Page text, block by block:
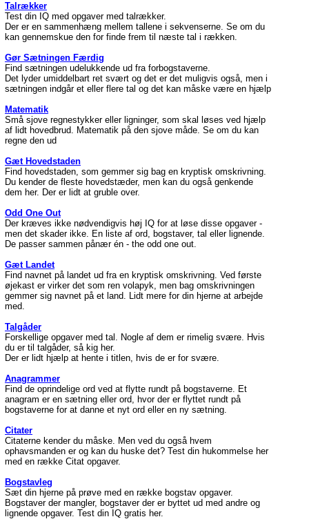
Talrækker
Test din IQ med opgaver med talrækker.
Der er en sammenhæng mellem tallene i sekvenserne. Se om du
kan gennemskue den for finde frem til næste tal i rækken.
Gør Sætningen Færdig
Find sætningen udelukkende ud fra forbogstaverne.
Det lyder umiddelbart ret svært og det er det muligvis også, men i
sætningen indgår et eller flere tal og det kan måske være en hjælp
Matematik
Små sjove regnestykker eller ligninger, som skal løses ved hjælp
af lidt hovedbrud. Matematik på den sjove måde. Se om du kan
regne den ud
Gæt Hovedstaden
Find hovedstaden, som gemmer sig bag en kryptisk omskrivning.
Du kender de fleste hovedstæder, men kan du også genkende
dem her. Der er lidt at gruble over.
Odd One Out
Der kræves ikke nødvendigvis høj IQ for at løse disse opgaver -
men det skader ikke. En liste af ord, bogstaver, tal eller lignende.
De passer sammen pånær én - the odd one out.
Gæt Landet
Find navnet på landet ud fra en kryptisk omskrivning. Ved første
øjekast er virker det som ren volapyk, men bag omskrivningen
gemmer sig navnet på et land. Lidt mere for din hjerne at arbejde
med.
Talgåder
Forskellige opgaver med tal. Nogle af dem er rimelig svære. Hvis
du er til talgåder, så kig her.
Der er lidt hjælp at hente i titlen, hvis de er for svære.
Anagrammer
Find de oprindelige ord ved at flytte rundt på bogstaverne. Et
anagram er en sætning eller ord, hvor der er flyttet rundt på
bogstaverne for at danne et nyt ord eller en ny sætning.
Citater
Citaterne kender du måske. Men ved du også hvem
ophavsmanden er og kan du huske det? Test din hukommelse her
med en række Citat opgaver.
Bogstavleg
Sæt din hjerne på prøve med en række bogstav opgaver.
Bogstaver der mangler, bogstaver der er byttet ud med andre og
lignende opgaver. Test din IQ gratis her.